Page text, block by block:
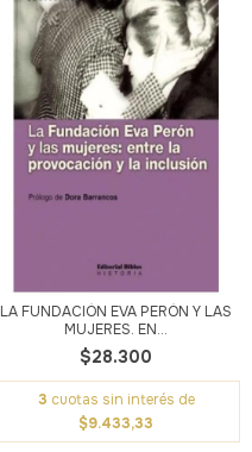
LA FUNDACIÓN EVA PERÓN Y LAS
MUJERES. EN...
$28.300
3 cuotas sin interés de
$9.433,33